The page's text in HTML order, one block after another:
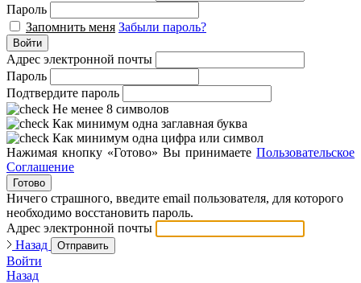
Пароль
Запомнить меня Забыли пароль?
Войти
Адрес электронной почты
Пароль
Подтвердите пароль
Не менее 8 символов
Как минимум одна заглавная буква
Как минимум одна цифра или символ
Нажимая кнопку «Готово» Вы принимаете Пользовательское
Соглашение
Готово
Ничего страшного, введите email пользователя, для которого
необходимо восстановить пароль.
Адрес электронной почты
Назад
Отправить
Войти
Назад